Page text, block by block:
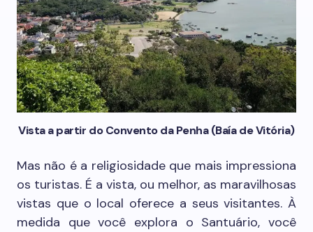
Vista a partir do Convento da Penha (Baía de Vitória)
Mas não é a religiosidade que mais impressiona
os turistas. É a vista, ou melhor, as maravilhosas
vistas que o local oferece a seus visitantes. À
medida que você explora o Santuário, você